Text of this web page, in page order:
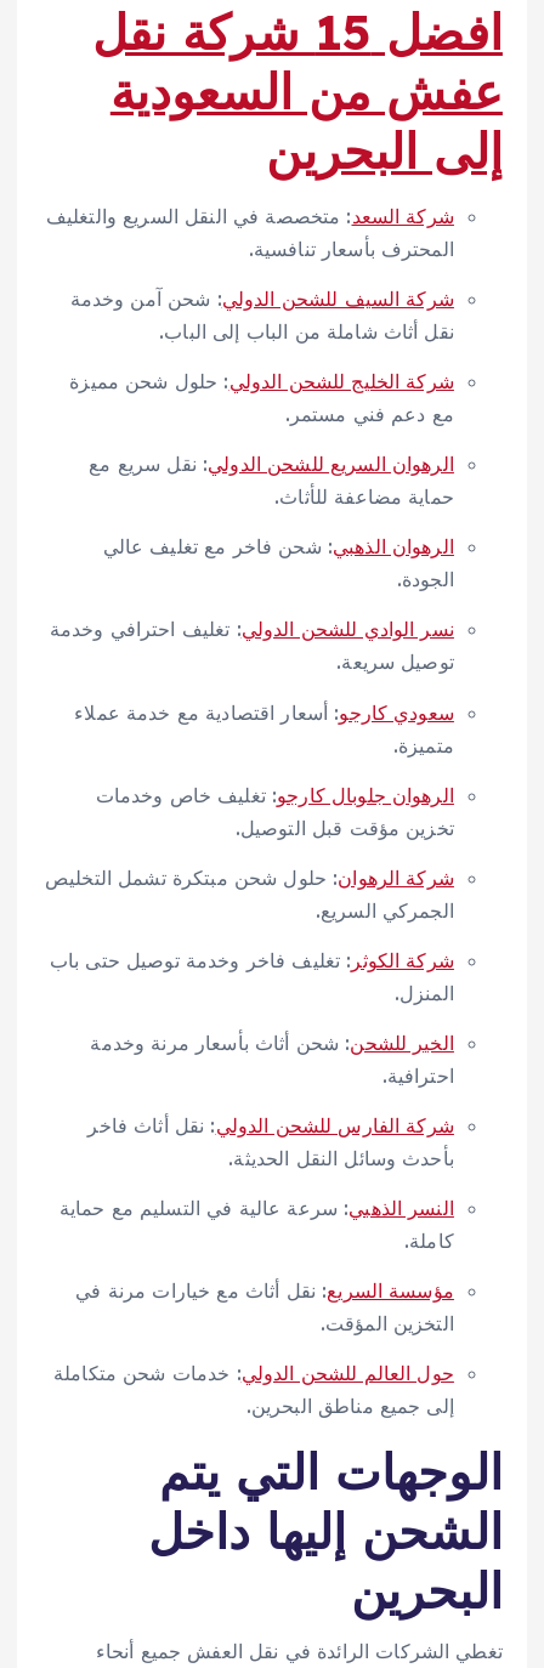
افضل 15 شركة نقل
عفش من السعودية
إلى البحرين
شركة السعد: متخصصة في النقل السريع والتغليف
المحترف بأسعار تنافسية.
شركة السيف للشحن الدولي: شحن آمن وخدمة
نقل أثاث شاملة من الباب إلى الباب.
شركة الخليج للشحن الدولي: حلول شحن مميزة
مع دعم فني مستمر.
الرهوان السريع للشحن الدولي: نقل سريع مع
حماية مضاعفة للأثاث.
الرهوان الذهبي: شحن فاخر مع تغليف عالي
الجودة.
نسر الوادي للشحن الدولي: تغليف احترافي وخدمة
توصيل سريعة.
سعودي كارجو: أسعار اقتصادية مع خدمة عملاء
متميزة.
الرهوان جلوبال كارجو: تغليف خاص وخدمات
تخزين مؤقت قبل التوصيل.
شركة الرهوان: حلول شحن مبتكرة تشمل التخليص
الجمركي السريع.
شركة الكوثر : تغليف فاخر وخدمة توصيل حتى باب
المنزل.
الخير للشحن: شحن أثاث بأسعار مرنة وخدمة
احترافية.
شركة الفارس للشحن الدولي: نقل أثاث فاخر
بأحدث وسائل النقل الحديثة.
النسر الذهبي: سرعة عالية في التسليم مع حماية
كاملة.
مؤسسة السريع: نقل أثاث مع خيارات مرنة في
التخزين المؤقت.
حول العالم للشحن الدولي: خدمات شحن متكاملة
إلى جميع مناطق البحرين.
الوجهات التي يتم
الشحن إليها داخل
البحرين
تغطي الشركات الرائدة في نقل العفش جميع أنحاء